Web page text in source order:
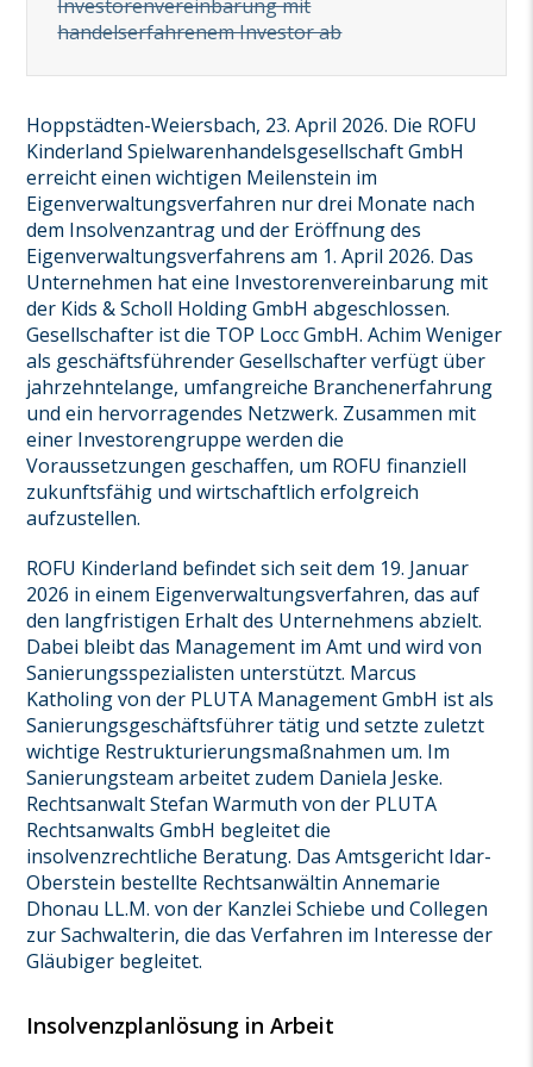
Investorenvereinbarung mit
handelserfahrenem Investor ab
Hoppstädten-Weiersbach, 23. April 2026. Die ROFU
Kinderland Spielwarenhandelsgesellschaft GmbH
erreicht einen wichtigen Meilenstein im
Eigenverwaltungsverfahren nur drei Monate nach
dem Insolvenzantrag und der Eröffnung des
Eigenverwaltungsverfahrens am 1. April 2026. Das
Unternehmen hat eine Investorenvereinbarung mit
der Kids & Scholl Holding GmbH abgeschlossen.
Gesellschafter ist die TOP Locc GmbH. Achim Weniger
als geschäftsführender Gesellschafter verfügt über
jahrzehntelange, umfangreiche Branchenerfahrung
und ein hervorragendes Netzwerk. Zusammen mit
einer Investorengruppe werden die
Voraussetzungen geschaffen, um ROFU finanziell
zukunftsfähig und wirtschaftlich erfolgreich
aufzustellen.
ROFU Kinderland befindet sich seit dem 19. Januar
2026 in einem Eigenverwaltungsverfahren, das auf
den langfristigen Erhalt des Unternehmens abzielt.
Dabei bleibt das Management im Amt und wird von
Sanierungsspezialisten unterstützt. Marcus
Katholing von der PLUTA Management GmbH ist als
Sanierungsgeschäftsführer tätig und setzte zuletzt
wichtige Restrukturierungsmaßnahmen um. Im
Sanierungsteam arbeitet zudem Daniela Jeske.
Rechtsanwalt Stefan Warmuth von der PLUTA
Rechtsanwalts GmbH begleitet die
insolvenzrechtliche Beratung. Das Amtsgericht Idar-
Oberstein bestellte Rechtsanwältin Annemarie
Dhonau LL.M. von der Kanzlei Schiebe und Collegen
zur Sachwalterin, die das Verfahren im Interesse der
Gläubiger begleitet.
Insolvenzplanlösung in Arbeit